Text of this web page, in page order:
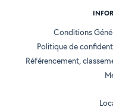
Conditions
Politique de
Référencement,